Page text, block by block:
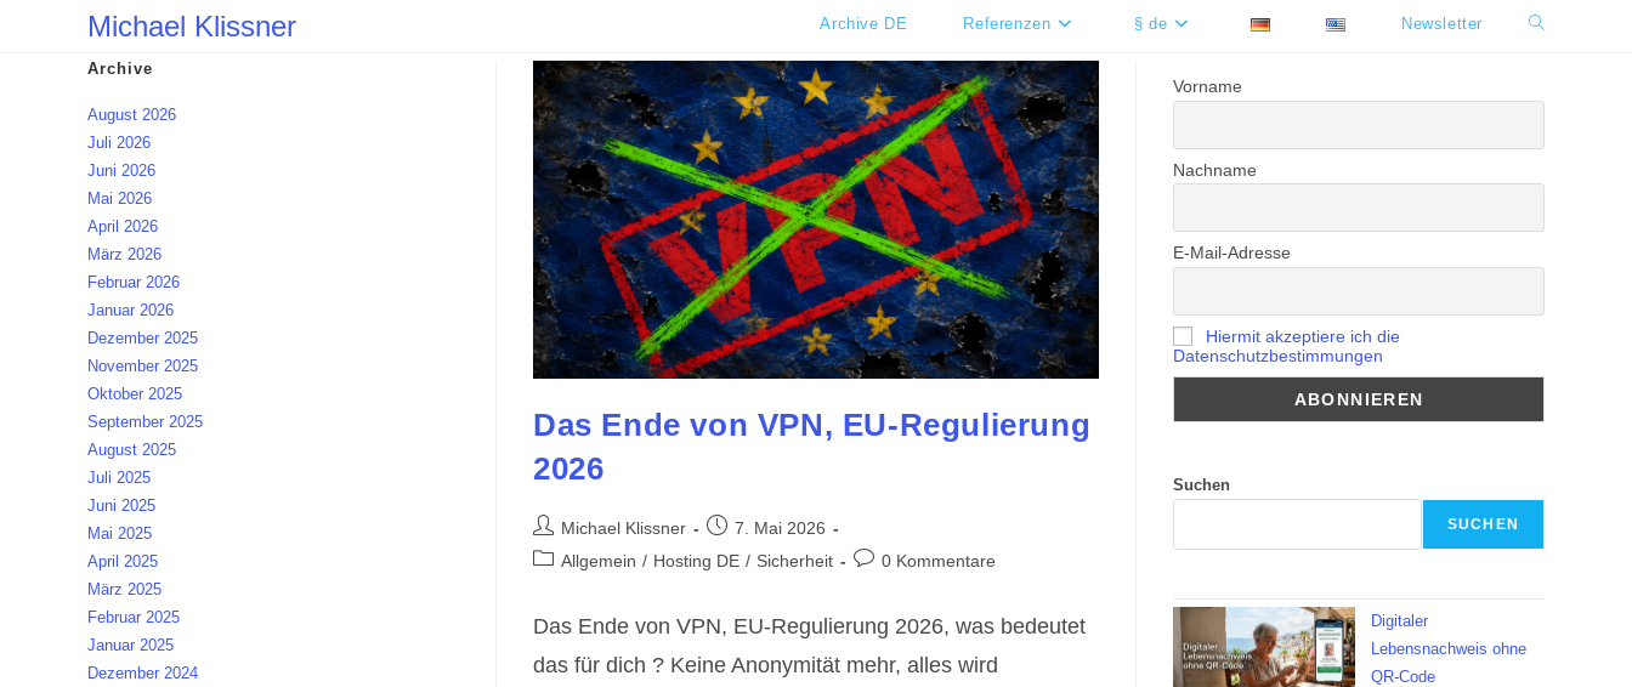
Michael Klissner Archive DE Referenzen § de Newsletter Website-
Das Ende von VPN, EU-Regulierung
2026
Beitrags-
Autor:
Michael Klissner
Beitrag
veröffentlicht:
7. Mai 2026
Beitrags-
Allgemein / Hosting DE / Sicherheit
Beitrags-
0 Kommentare
Das Ende von VPN, EU-Regulierung 2026, was bedeutet
das für dich ? Keine Anonymität mehr, alles wird
Archive
August 2026
Juli 2026
Juni 2026
Mai 2026
April 2026
März 2026
Februar 2026
Januar 2026
Dezember 2025
November 2025
Oktober 2025
September 2025
August 2025
Juli 2025
Juni 2025
Mai 2025
April 2025
März 2025
Februar 2025
Januar 2025
Dezember 2024
Vorname
Nachname
E-Mail-Adresse
Hiermit akzeptiere ich die
Datenschutzbestimmungen
Suchen
SUCHEN
Digitaler
Lebensnachweis ohne
QR-Code